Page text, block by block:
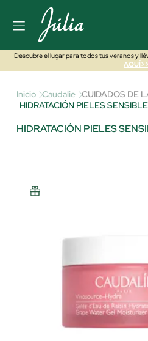
Descubre el lugar para todos tus veranos y
AQUÍ>>
Inicio Caudalie CUIDADOS DE
HIDRATACIÓN PIELES
HIDRATACIÓN PIELES